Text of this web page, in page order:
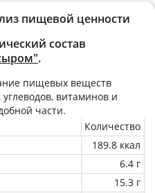
пищевой ценности
состав
.
пищевых веществ
витаминов и
части.
Количество
189.8 ккал
6.4 г
15.3 г